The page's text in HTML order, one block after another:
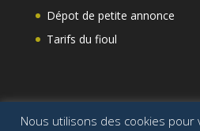
Dépot de petite annonce
Tarifs du fioul
Nous utilisons des cookies pour